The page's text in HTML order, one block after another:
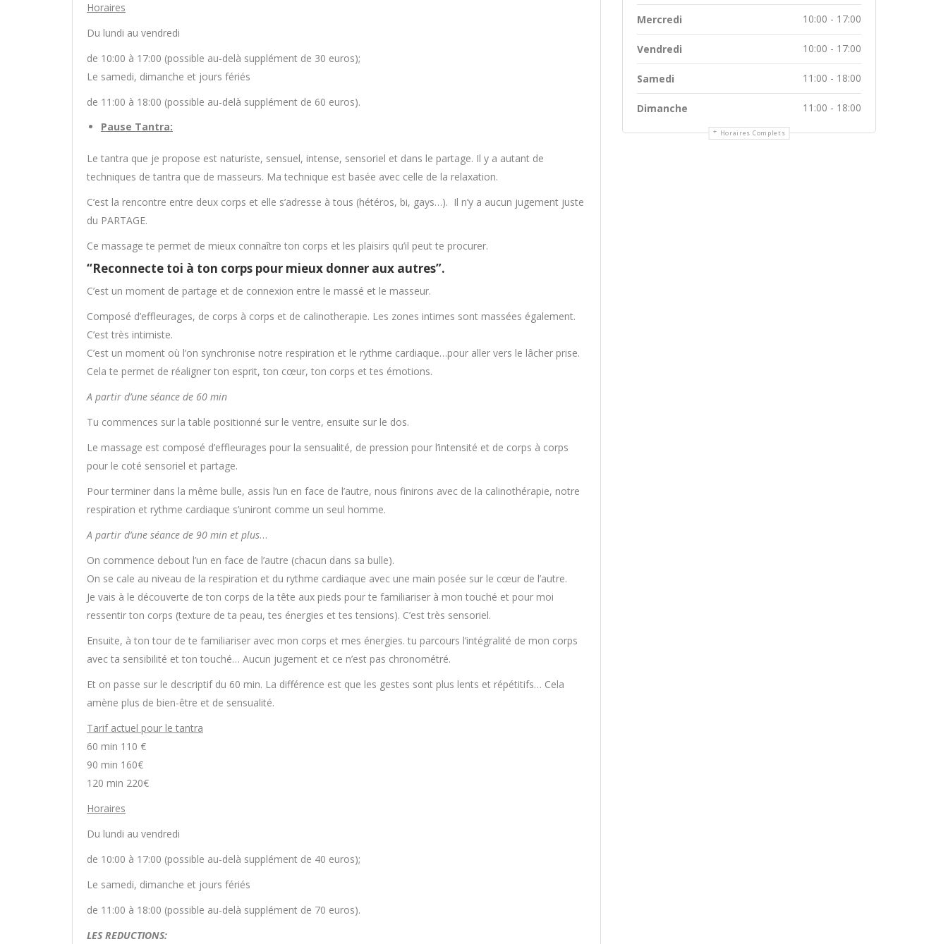
Horaires
Du lundi au vendredi
de 10:00 à 17:00 (possible au-delà supplément de 30 euros);
Le samedi, dimanche et jours fériés
de 11:00 à 18:00 (possible au-delà supplément de 60 euros).
Pause Tantra:
Le tantra que je propose est naturiste, sensuel, intense, sensoriel et dans le partage. Il y a autant de
techniques de tantra que de masseurs. Ma technique est basée avec celle de la relaxation.
C’est la rencontre entre deux corps et elle s’adresse à tous (hétéros, bi, gays…). Il n’y a aucun jugement juste
du PARTAGE.
Ce massage te permet de mieux connaître ton corps et les plaisirs qu’il peut te procurer.
“Reconnecte toi à ton corps pour mieux donner aux autres”.
C’est un moment de partage et de connexion entre le massé et le masseur.
Composé d’effleurages, de corps à corps et de calinotherapie. Les zones intimes sont massées également.
C’est très intimiste.
C’est un moment où l’on synchronise notre respiration et le rythme cardiaque…pour aller vers le lâcher prise.
Cela te permet de réaligner ton esprit, ton cœur, ton corps et tes émotions.
A partir d’une séance de 60 min
Tu commences sur la table positionné sur le ventre, ensuite sur le dos.
Le massage est composé d’effleurages pour la sensualité, de pression pour l’intensité et de corps à corps
pour le coté sensoriel et partage.
Pour terminer dans la même bulle, assis l’un en face de l’autre, nous finirons avec de la calinothérapie, notre
respiration et rythme cardiaque s’uniront comme un seul homme.
A partir d’une séance de 90 min et plus…
On commence debout l’un en face de l’autre (chacun dans sa bulle).
On se cale au niveau de la respiration et du rythme cardiaque avec une main posée sur le cœur de l’autre.
Je vais à le découverte de ton corps de la tête aux pieds pour te familiariser à mon touché et pour moi
ressentir ton corps (texture de ta peau, tes énergies et tes tensions). C’est très sensoriel.
Ensuite, à ton tour de te familiariser avec mon corps et mes énergies. tu parcours l’intégralité de mon corps
avec ta sensibilité et ton touché… Aucun jugement et ce n’est pas chronométré.
Et on passe sur le descriptif du 60 min. La différence est que les gestes sont plus lents et répétitifs… Cela
amène plus de bien-être et de sensualité.
Tarif actuel pour le tantra
60 min 110 €
90 min 160€
120 min 220€
Horaires
Du lundi au vendredi
de 10:00 à 17:00 (possible au-delà supplément de 40 euros);
Le samedi, dimanche et jours fériés
de 11:00 à 18:00 (possible au-delà supplément de 70 euros).
LES REDUCTIONS:
Horaires Complets
Mercredi 10:00 - 17:00
Vendredi 10:00 - 17:00
Samedi 11:00 - 18:00
Dimanche 11:00 - 18:00